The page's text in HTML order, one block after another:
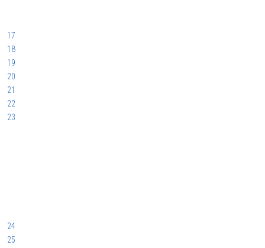
17
18
19
20
21
22
23
24
25